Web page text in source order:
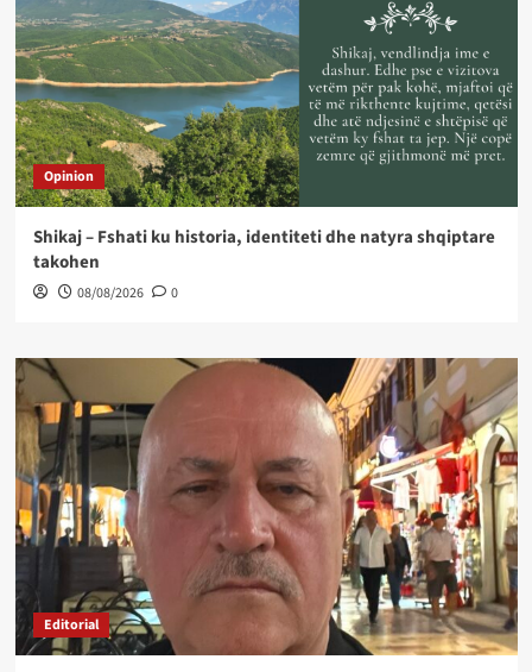
Opinion
Shikaj – Fshati ku historia, identiteti dhe natyra shqiptare
takohen
08/08/2026 0
Editorial